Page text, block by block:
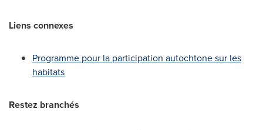
Liens connexes
Programme pour la participation autochtone sur les
habitats
Restez branchés